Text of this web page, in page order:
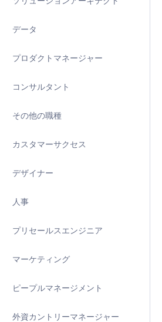
データ
プロダクトマネージャー
コンサルタント
その他の職種
カスタマーサクセス
デザイナー
人事
プリセールスエンジニア
マーケティング
ピープルマネージメント
外資カントリーマネージャー